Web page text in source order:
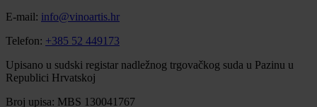
E-mail: info@vinoartis.hr
Telefon: +385 52 449173
Upisano u sudski registar nadležnog trgovačkog suda u Pazinu u
Republici Hrvatskoj
Broj upisa: MBS 130041767